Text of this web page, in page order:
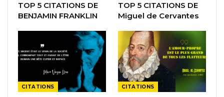
TOP 5 CITATIONS DE
BENJAMIN FRANKLIN
TOP 5 CITATIONS DE
Miguel de Cervantes
CITATIONS CITATIONS